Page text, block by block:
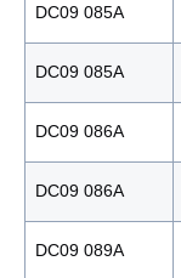
DC09 085A
DC09 085A
DC09 086A
DC09 086A
DC09 089A